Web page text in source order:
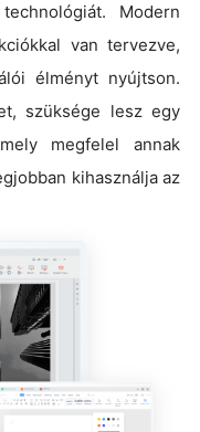
Modern
van tervezve,
élményt nyújtson.
szüksége lesz egy
megfelel annak
kihasználja az